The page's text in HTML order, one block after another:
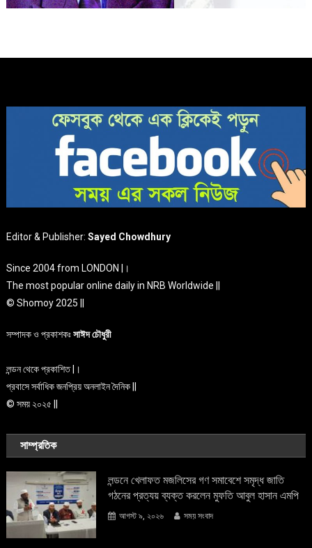
Editor & Publisher:Sayed Chowdhury
Since 2004 from LONDON |।
The most popular online daily in NRB Worldwide ||
© Shomoy 2025 ||
সম্পাদক ও প্রকাশকঃসাঈদ চৌধুরী
লন্ডন থেকে প্রকাশিত |।
প্রবাসে সর্বাধিক জনপ্রিয় অনলাইন দৈনিক ||
© সময় ২০২৫ ||
সাম্প্রতিক
লন্ডনে খেলাফত মজলিসের গণ সমাবেশে সমৃদ্ধ জাতি
গঠনের প্রত্যয় ব্যক্ত করলেন মুফতি আবুল হাসান এমপি
আগস্ট ৯, ২০২৬ সময় সংবাদ